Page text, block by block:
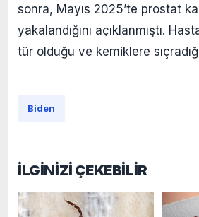
sonra, Mayıs 2025’te prostat
yakalandığını açıklanmıştı.
tür olduğu ve kemiklere
Biden
İLGİNİZİ ÇEKEBİLİR